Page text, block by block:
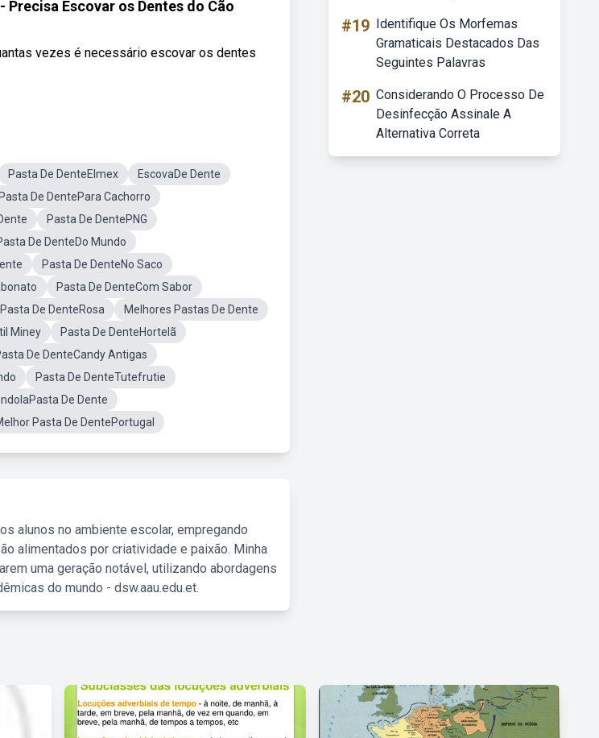
Precisa Escovar os Dentes do Cão
vezes é necessário escovar os dentes
Pasta De DenteElmex
EscovaDe Dente
Pasta De DentePara Cachorro
Pasta De DentePNG
De DenteDo Mundo
Pasta De DenteNo Saco
Pasta De DenteCom Sabor
Pasta De DenteRosa
Melhores Pastas De Dente
Miney
Pasta De DenteHortelã
De DenteCandy Antigas
Pasta De DenteTutefrutie
De Dente
Pasta De DentePortugal
alunos no ambiente escolar, empregando
alimentados por criatividade e paixão. Minha
uma geração notável, utilizando abordagens
do mundo - dsw.aau.edu.et.
#19 Identifique Os Morfemas
Gramaticais Destacados Das
Seguintes Palavras
#20 Considerando O Processo De
Desinfecção Assinale A
Alternativa Correta